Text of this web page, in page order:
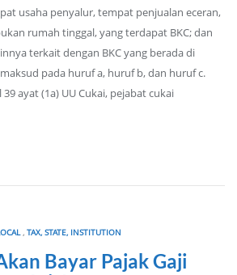
usaha penyalur, tempat penjualan eceran,
rumah tinggal, yang terdapat BKC; dan
terkait dengan BKC yang berada di
pada huruf a, huruf b, dan huruf c.
ayat (1a) UU Cukai, pejabat cukai
,TAX, STATE, INSTITUTION
Bayar Pajak Gaji